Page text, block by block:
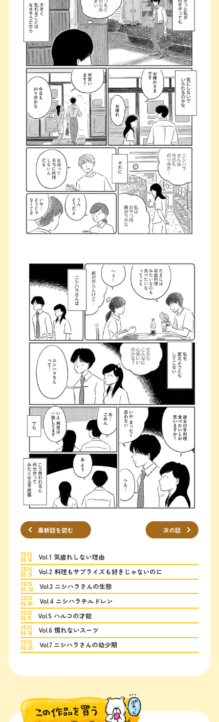
最新話を読む 次の話
2026
05.14 Vol.1 気疲れしない理由
2026
05.21 Vol.2 料理もサプライズも好きじゃないのに
2026
05.28 Vol.3 ニシハラさんの生態
2026
06.04 Vol.4 ニシハラチルドレン
2026
06.11 Vol.5 ハルコの才能
2026
06.18 Vol.6 慣れないスーツ
2026
06.25 Vol.7 ニシハラさんの幼少期